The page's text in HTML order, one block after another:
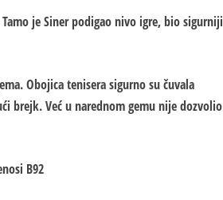
je Siner podigao nivo igre, bio sigurniji
Obojica tenisera sigurno su čuvala
brejk. Već u narednom gemu nije dozvolio
B92